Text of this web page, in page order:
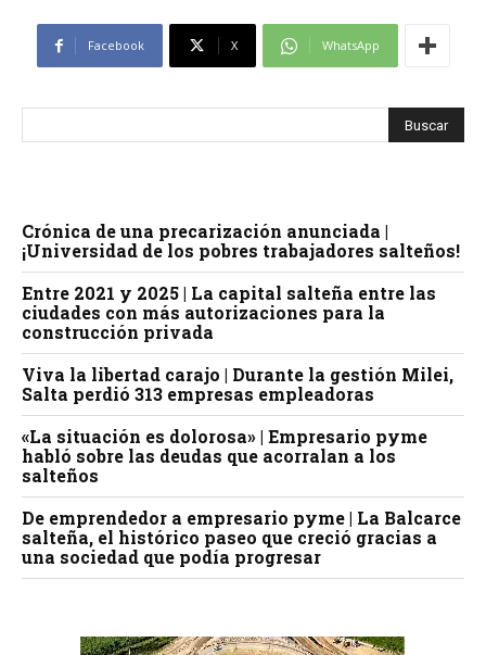
r
d
u
d
i
o
Facebook X WhatsApp
Crónica de una precarización anunciada |
¡Universidad de los pobres trabajadores salteños!
Entre 2021 y 2025 | La capital salteña entre las
ciudades con más autorizaciones para la
construcción privada
Viva la libertad carajo | Durante la gestión Milei,
Salta perdió 313 empresas empleadoras
«La situación es dolorosa» | Empresario pyme
habló sobre las deudas que acorralan a los
salteños
De emprendedor a empresario pyme | La Balcarce
salteña, el histórico paseo que creció gracias a
una sociedad que podía progresar